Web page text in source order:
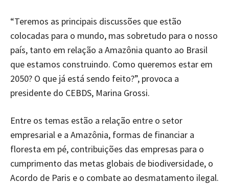
“Teremos as principais discussões que estão
colocadas para o mundo, mas sobretudo para o nosso
país, tanto em relação a Amazônia quanto ao Brasil
que estamos construindo. Como queremos estar em
2050? O que já está sendo feito?”, provoca a
presidente do CEBDS, Marina Grossi.
Entre os temas estão a relação entre o setor
empresarial e a Amazônia, formas de financiar a
floresta em pé, contribuições das empresas para o
cumprimento das metas globais de biodiversidade, o
Acordo de Paris e o combate ao desmatamento ilegal.